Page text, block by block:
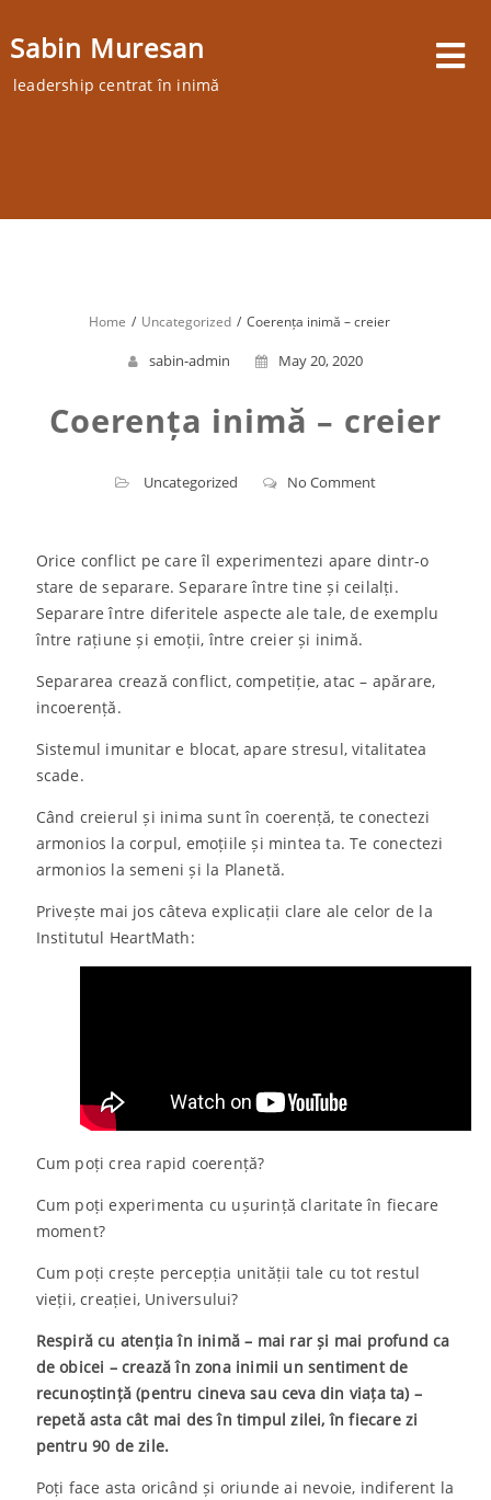
content
Sabin Muresan
leadership centrat în inimă
Home Uncategorized Coerența inimă – creier
sabin-admin May 20, 2020
Coerența inimă – creier
Uncategorized No Comment
Orice conflict pe care îl experimentezi apare dintr-o
stare de separare. Separare între tine și ceilalți.
Separare între diferitele aspecte ale tale, de exemplu
între rațiune și emoții, între creier și inimă.
Separarea crează conflict, competiție, atac – apărare,
incoerență.
Sistemul imunitar e blocat, apare stresul, vitalitatea
scade.
Când creierul și inima sunt în coerență, te conectezi
armonios la corpul, emoțiile și mintea ta. Te conectezi
armonios la semeni și la Planetă.
Privește mai jos câteva explicații clare ale celor de la
Institutul HeartMath:
Cum poți crea rapid coerență?
Cum poți experimenta cu ușurință claritate în fiecare
moment?
Cum poți crește percepția unității tale cu tot restul
vieții, creației, Universului?
Respiră cu atenția în inimă – mai rar și mai profund ca
de obicei – crează în zona inimii un sentiment de
recunoștință (pentru cineva sau ceva din viața ta) –
repetă asta cât mai des în timpul zilei, în fiecare zi
pentru 90 de zile.
Poți face asta oricând și oriunde ai nevoie, indiferent la